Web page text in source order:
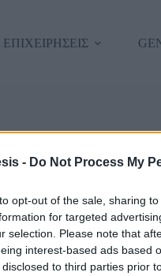
- Do Not Process My
opt-out of the sale, sharing
for targeted
selection. Please note that
interest-based ads based
to third parties prior